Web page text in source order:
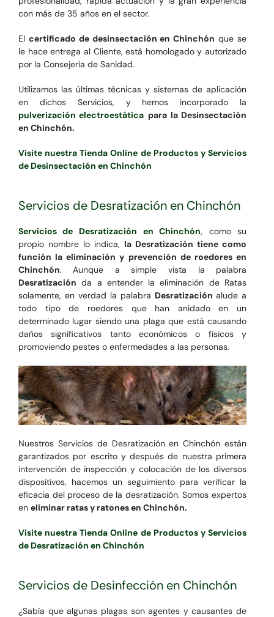
con más de 35 años en el sector.
El certificado de desinsectación en Chinchón que se
le hace entrega al Cliente, está homologado y autorizado
por la Consejería de Sanidad.
Utilizamos las últimas técnicas y sistemas de aplicación
en dichos Servicios, y hemos incorporado la
pulverización electroestática para la Desinsectación
en Chinchón.
Visite nuestra Tienda Online de Productos y Servicios
de Desinsectación en Chinchón
Servicios de Desratización en Chinchón
Servicios de Desratización en Chinchón, como su
propio nombre lo indica, la Desratización tiene como
función la eliminación y prevención de roedores en
Chinchón. Aunque a simple vista la palabra
Desratización da a entender la eliminación de Ratas
solamente, en verdad la palabra Desratizaciónalude a
todo tipo de roedores que han anidado en un
determinado lugar siendo una plaga que está causando
daños significativos tanto económicos o físicos y
promoviendo pestes o enfermedades a las personas.
Nuestros Servicios de Desratización en Chinchón están
garantizados por escrito y después de nuestra primera
intervención de inspección y colocación de los diversos
dispositivos, hacemos un seguimiento para verificar la
eficacia del proceso de la desratización. Somos expertos
en eliminar ratas y ratones en Chinchón.
Visite nuestra Tienda Online de Productos y Servicios
de Desratización en Chinchón
Servicios de Desinfección en Chinchón
¿Sabía que algunas plagas son agentes y causantes de